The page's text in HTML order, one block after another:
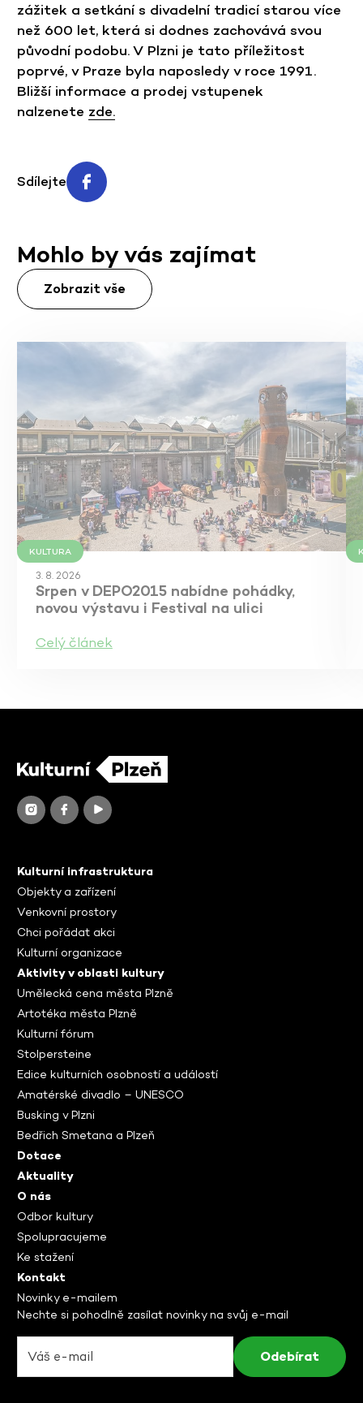
zážitek a setkání s divadelní tradicí starou více
než 600 let, která si dodnes zachovává svou
původní podobu. V Plzni je tato příležitost
poprvé, v Praze byla naposledy v roce 1991.
Bližší informace a prodej vstupenek
nalzenete zde.
Sdílejte
Mohlo by vás zajímat
Zobrazit vše
KULTURA
3. 8. 2026
Srpen v DEPO2015 nabídne pohádky,
novou výstavu i Festival na ulici
Celý článek
Kulturní infrastruktura
Objekty a zařízení
Venkovní prostory
Chci pořádat akci
Kulturní organizace
Aktivity v oblasti kultury
Umělecká cena města Plzně
Artotéka města Plzně
Kulturní fórum
Stolpersteine
Edice kulturních osobností a událostí
Amatérské divadlo – UNESCO
Busking v Plzni
Bedřich Smetana a Plzeň
Dotace
Aktuality
O nás
Odbor kultury
Spolupracujeme
Ke stažení
Kontakt
Novinky e-mailem
Nechte si pohodlně zasílat novinky na svůj e-mail